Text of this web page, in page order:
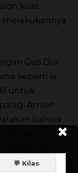
kuat
melakukannya
Gus Dur.
seperti ia
untuk
Amien
bahwa
presiden, ia